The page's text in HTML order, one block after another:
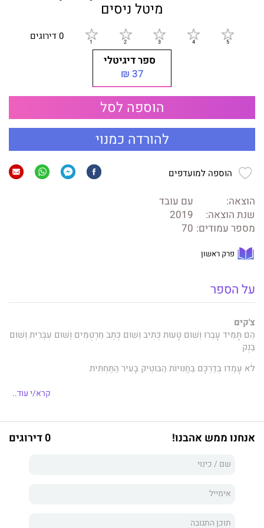
מיטל ניסים
0 דירוגים
ספר דיגיטלי
37 ₪
הוספה לסל
להורדה כמנוי
הוספה למועדפים
הוצאה:
עם עובד
שנת הוצאה:
2019
מספר עמודים: 70
פרק ראשון
על הספר
צ'קים
הֵם תָּמִיד עָבְרוּ וְשׁוּם טָעוּת כְּתִיב וְשׁוּם כְּתַב חַרְטֻמִּים וְשׁוּם עִבְרִית וְשׁוּם
בַּנְק
לֹא עָמְדוּ בְּדַרְכָּם בַּחֲנוּיוֹת הַבּוּטִיק בָּעִיר הַתַּחְתִּית
שׁוֹמֶרֶת הַסַּף הַקַּפְקָאִית, מְנַהֶלֶת הַמַּחְלָקָה, עָמְדָה עַל הָרַגְלַיִם הָאֲחוֹרִיּוֹת
שֶׁל בַּנְק דִּיסְקוֹנְט סְנִיף רָאשִׁי חֵיפָה
קרא/י עוד..
אנחנו ממש אהבנו! 0 דירוגים